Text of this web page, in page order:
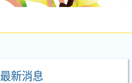
最新消息